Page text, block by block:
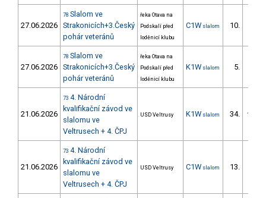
27.06.2026
78 Slalom ve
Strakonicích+3.Český
pohár veteránů
řeka Otava na
Podskalí před
loděnicí klubu
C1W slalom 10.
27.06.2026
78 Slalom ve
Strakonicích+3.Český
pohár veteránů
řeka Otava na
Podskalí před
loděnicí klubu
K1W slalom 5.
21.06.2026
73 4. Národní
kvalifikační závod ve
slalomu ve
Veltrusech + 4. ČPJ
USD Veltrusy K1W slalom 34. 12/DM
21.06.2026
73 4. Národní
kvalifikační závod ve
slalomu ve
Veltrusech + 4. ČPJ
USD Veltrusy C1W slalom 13.